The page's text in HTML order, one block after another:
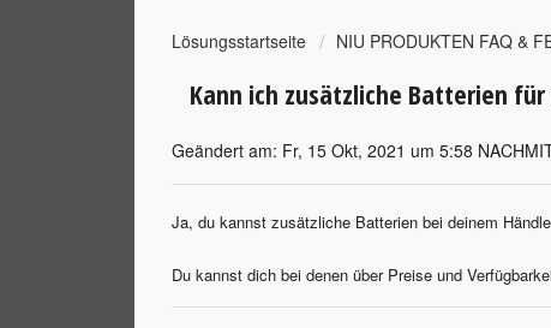
Lösungsstartseite NIU PRODUKTEN FAQ &
Kann ich zusätzliche Batterien
Geändert am: Fr, 15 Okt, 2021 um 5:58
Ja, du kannst zusätzliche Batterien bei deinem
Du kannst dich bei denen über Preise und